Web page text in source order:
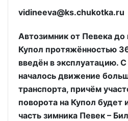
vidineeva@ks.chukotka.ru
Автозимник от Певека
Купол протяжённостью
введён в эксплуатацию.
началось движение
транспорта, причём
поворота на Купол будет
часть зимника Певек –